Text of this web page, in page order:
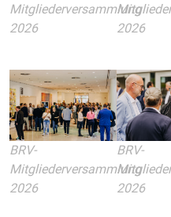
Mitgliederversammlung
2026
2026
BRV-
Mitgliederversammlung
2026
BRV-
2026